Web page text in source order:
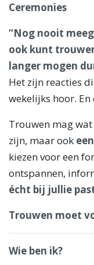
Ceremonies
“Nog nooit
ook kunt
langer mogen
Het zijn reacties
wekelijks hoor. En
Trouwen mag
zijn, maar ook
kiezen voor een
ontspannen,
écht bij jullie
Trouwen moet
Wie ben ik?